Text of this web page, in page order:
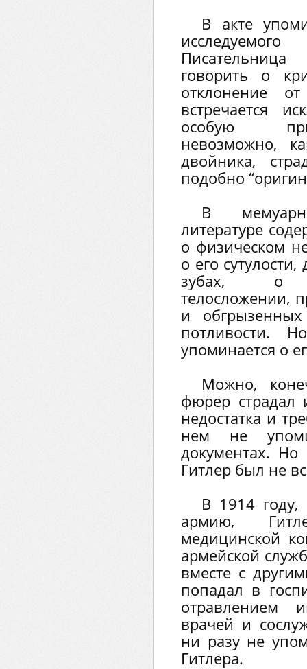
В акте
Писательница
говорить о
отклонение
встречается
особую
невозможно,
двойника,
подобно
В
литературе
о физическом
о его
зубах, о
телосложении,
и
потливости.
упоминается о
Можно,
фюрер страдал
недостатка и
нем не
документах. Но
Гитлер был не
В 1914 году,
армию,
медицинской
армейской
вместе с
попадал в
отравлением
врачей и
ни разу не
Гитлера.